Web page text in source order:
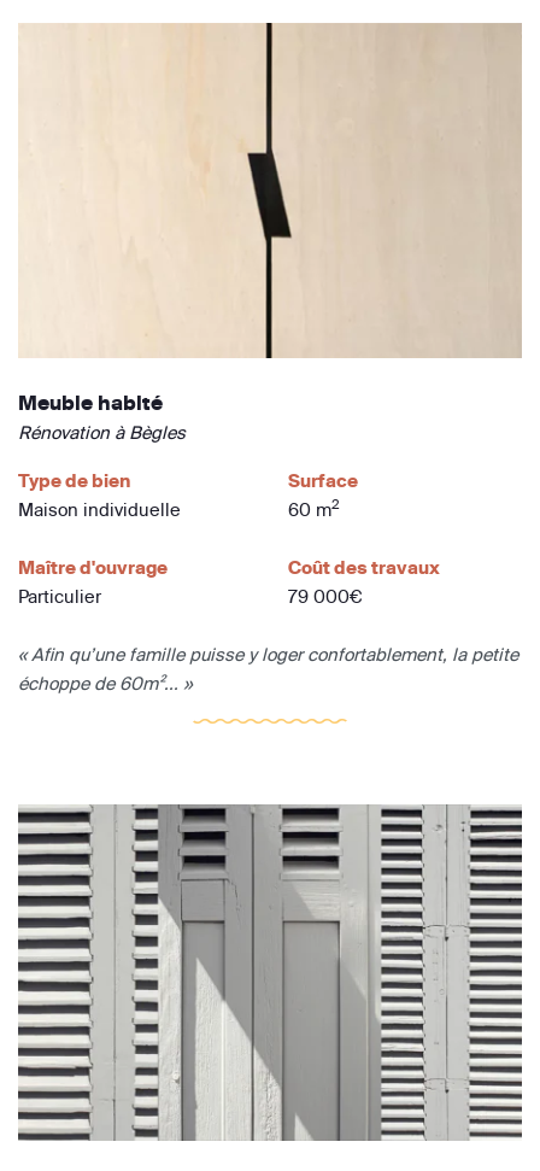
Meuble habité
Rénovation à Bègles
Type de bien
Maison individuelle
Surface
60 m2
Maître d'ouvrage
Particulier
Coût des travaux
79 000€
« Afin qu’une famille puisse y loger confortablement, la petite
échoppe de 60m²... »